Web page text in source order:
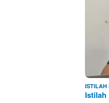
ISTILAH
Istilah